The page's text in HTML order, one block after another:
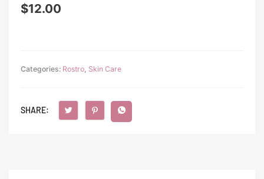
$12.00
Categories: Rostro Skin Care
SHARE: